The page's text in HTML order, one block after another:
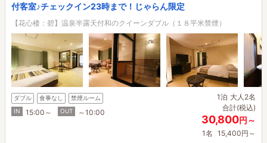
付客室♪チェックイン23時まで！じゃらん限定
【花心楼：碧】温泉半露天付和のクイーンダブル（１８平米禁煙）
ダブル 食事なし
禁煙ルーム
IN
15:00～ OUT ～10:00
1泊 大人2名
合計(税込)
30,800円～
1名 15,400円～